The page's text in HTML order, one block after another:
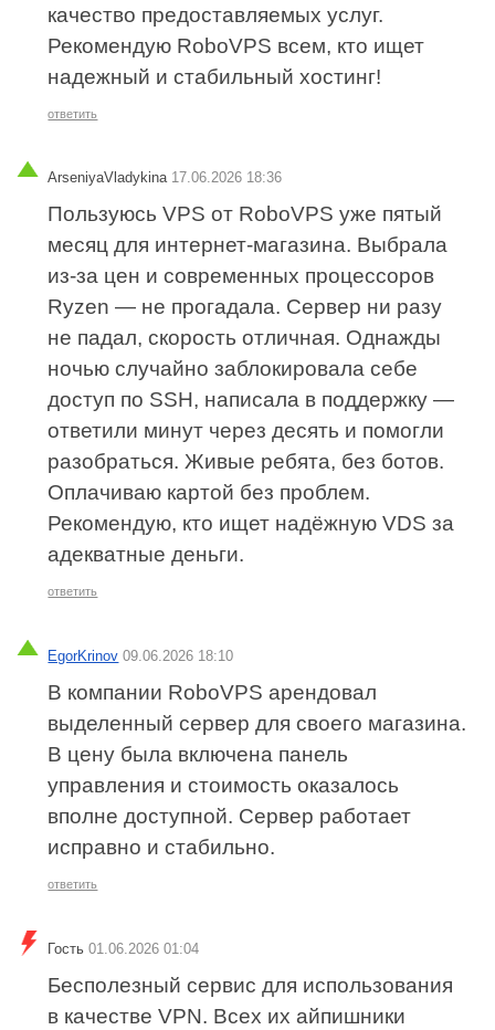
качество предоставляемых услуг.
Рекомендую RoboVPS всем, кто ищет
надежный и стабильный хостинг!
ответить
ArseniyaVladykina 17.06.2026 18:36
Пользуюсь VPS от RoboVPS уже пятый
месяц для интернет-магазина. Выбрала
из-за цен и современных процессоров
Ryzen — не прогадала. Сервер ни разу
не падал, скорость отличная. Однажды
ночью случайно заблокировала себе
доступ по SSH, написала в поддержку —
ответили минут через десять и помогли
разобраться. Живые ребята, без ботов.
Оплачиваю картой без проблем.
Рекомендую, кто ищет надёжную VDS за
адекватные деньги.
ответить
EgorKrinov 09.06.2026 18:10
В компании RoboVPS арендовал
выделенный сервер для своего магазина.
В цену была включена панель
управления и стоимость оказалось
вполне доступной. Сервер работает
исправно и стабильно.
ответить
Гость 01.06.2026 01:04
Бесполезный сервис для использования
в качестве VPN. Всех их айпишники